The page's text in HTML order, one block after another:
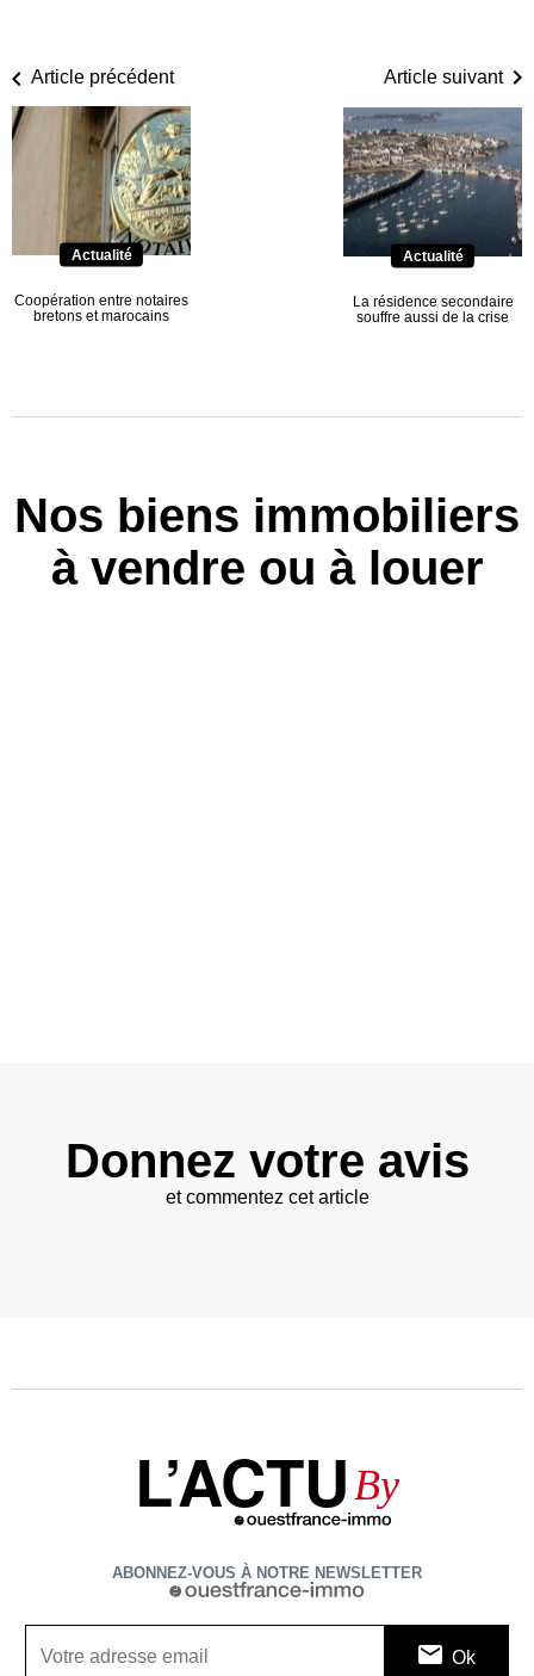
Article précédent
Actualité
Coopération entre notaires
bretons et marocains
Article suivant
Actualité
La résidence secondaire
souffre aussi de la crise
Nos biens immobiliers
à vendre ou à louer
Donnez votre avis
et commentez cet article
L’ACTU By
ABONNEZ-VOUS À NOTRE NEWSLETTER